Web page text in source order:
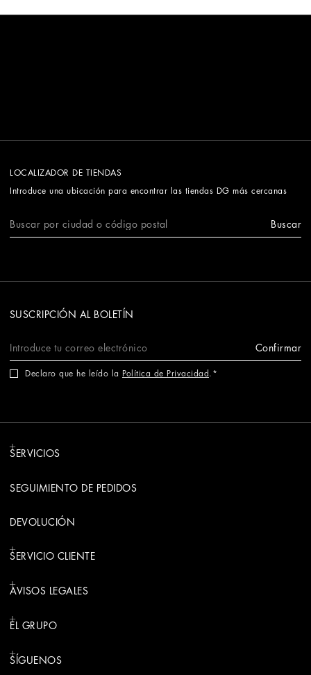
LOCALIZADOR DE TIENDAS
Introduce una ubicación para encontrar las tiendas DG más cercanas
Buscar
SUSCRIPCIÓN AL BOLETÍN
Confirmar
Declaro que he leído la Política de Privacidad .
SERVICIOS
SEGUIMIENTO DE PEDIDOS
DEVOLUCIÓN
SERVICIO CLIENTE
AVISOS LEGALES
EL GRUPO
SÍGUENOS